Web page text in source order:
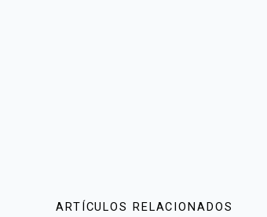
ARTÍCULOS RELACIONADOS